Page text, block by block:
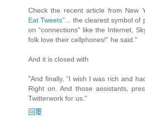
Check the recent article from New
Eat Tweets"... the clearest symbol of
on “connections” like the Internet,
folk love their cellphones!” he said."
And it is closed with
"And finally, “I wish I was rich and
Right on. And those assistants,
Twitterwork for us."
回覆